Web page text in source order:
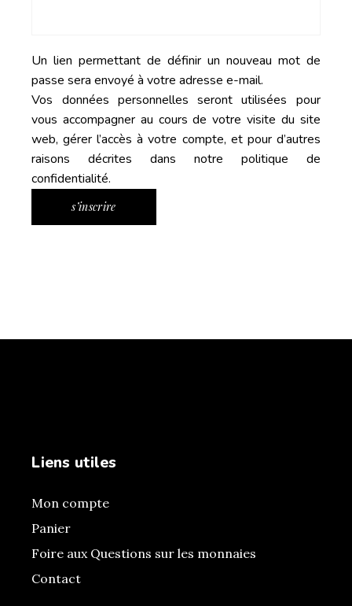
Un lien permettant de définir un nouveau mot de
passe sera envoyé à votre adresse e-mail.
Vos données personnelles seront utilisées pour
vous accompagner au cours de votre visite du site
web, gérer l’accès à votre compte, et pour d’autres
raisons décrites dans notre politique de
confidentialité.
s’inscrire
Liens utiles
Mon compte
Panier
Foire aux Questions sur les monnaies
Contact